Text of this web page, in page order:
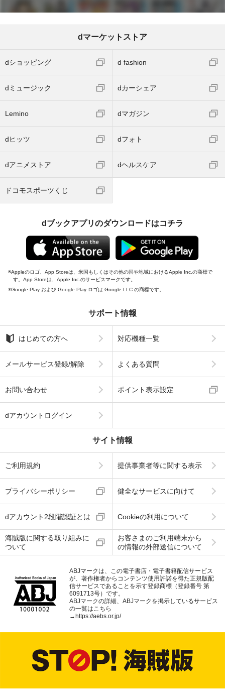
dマーケットストア
dショッピング d fashion
dミュージック dカーシェア
Lemino dマガジン
dヒッツ dフォト
dアニメストア dヘルスケア
ドコモスポーツくじ
dブックアプリのダウンロードはコチラ
Appleのロゴ、App Storeは、米国もしくはその他の国や地域におけるApple Inc.の商標で
す。App Storeは、Apple Inc.のサービスマークです。
Google Play および Google Play ロゴは Google LLC の商標です。
サポート情報
はじめての方へ 対応機種一覧
メールサービス登録/解除 よくある質問
お問い合わせ ポイント表示設定
dアカウントログイン
サイト情報
ご利用規約 提供事業者等に関する表示
プライバシーポリシー 健全なサービスに向けて
dアカウント2段階認証とは Cookieの利用について
海賊版に関する取り組みに
ついて
お客さまのご利用端末から
の情報の外部送信について
ABJマークは、この電子書店・電子書籍配信サービス
が、著作権者からコンテンツ使用許諾を得た正規版配
信サービスであることを示す登録商標（登録番号 第
6091713号）です。
ABJマークの詳細、ABJマークを掲示しているサービス
の一覧はこちら
→ https://aebs.or.jp/